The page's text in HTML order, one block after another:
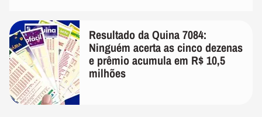
Resultado da Quina 7084:
Ninguém acerta as cinco dezenas
e prêmio acumula em R$ 10,5
milhões